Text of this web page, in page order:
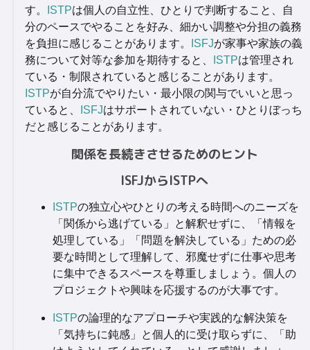
す。
ISTPは個人の自立性、ひとりで判断すること、自
分のペースでやることを好み、細かい調整や分担の義務
を負担に感じることがあります。
ISFJが家事や家族の義
務について対等な参加を期待すると、
ISTPは管理され
ている・制限されていると感じることがあります。
ISTPが自分流でやりたい・最小限の関与でいいと思っ
ていると、
ISFJはサポートされていない・ひとりぼっち
だと感じることがあります。
関係を長続きさせるためのヒント
ISFJからISTPへ
ISTPの独立心やひとりの考える時間へのニーズを
「関係から逃げている」と解釈せずに、「情報を
処理している」「問題を解決している」ための必
要な時間として理解して、邪魔せずに仕事や思考
に集中できるスペースを尊重しましょう。個人の
プロジェクトや興味を応援するのが大事です。
ISTPの論理的なアプローチや実践的な解決策を
「気持ちに鈍感」と個人的に受け取らずに、「助